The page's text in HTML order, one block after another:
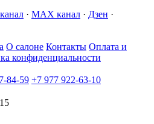
· MAX канал · Дзен ·
О салоне Контакты Оплата и
конфиденциальности
84-59 +7 977 922-63-10